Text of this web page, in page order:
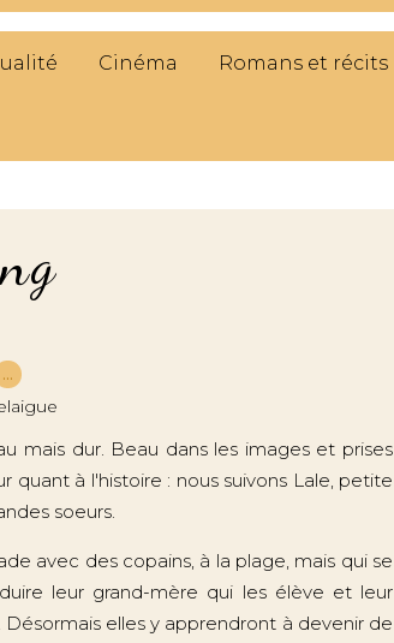
Cinéma Romans et récits
…
mais dur. Beau dans les images et prises
quant à l'histoire : nous suivons Lale, petite
soeurs.
avec des copains, à la plage, mais qui se
leur grand-mère qui les élève et leur
elles y apprendront à devenir de